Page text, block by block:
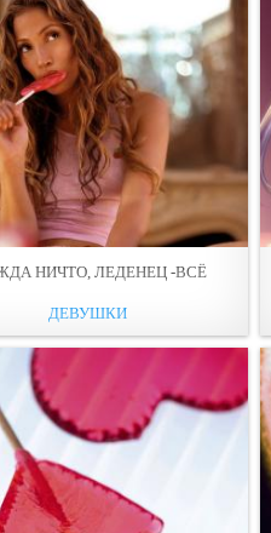
НИЧТО, ЛЕДЕНЕЦ -ВСЁ
ДЕВУШКИ